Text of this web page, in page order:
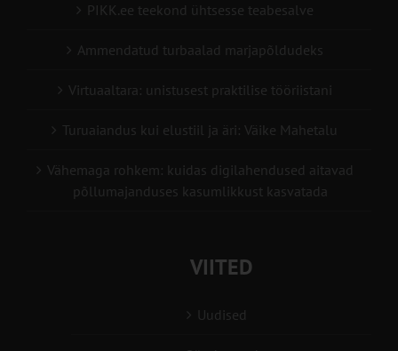
PIKK.ee teekond ühtsesse teabesalve
Ammendatud turbaalad marjapõldudeks
Virtuaaltara: unistusest praktilise tööriistani
Turuaiandus kui elustiil ja äri: Väike Mahetalu
Vähemaga rohkem: kuidas digilahendused aitavad
põllumajanduses kasumlikkust kasvatada
VIITED
Uudised